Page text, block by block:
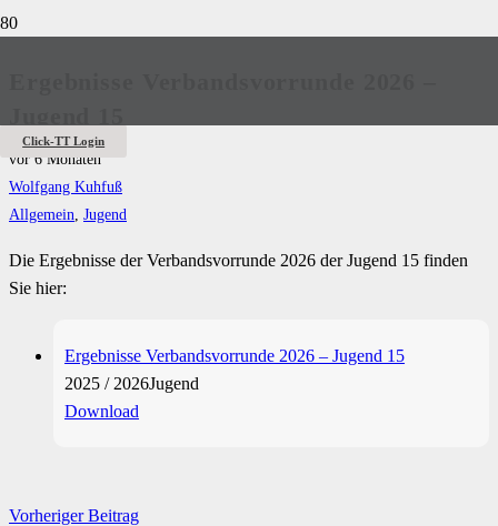
Click-TT Login
vor 6 Monaten
Wolfgang Kuhfuß
Allgemein Jugend
Die Ergebnisse der Verbandsvorrunde 2026 der Jugend 15 finden
Sie hier:
Ergebnisse Verbandsvorrunde 2026 – Jugend 15
2025 / 2026Jugend
Download
Vorheriger Beitrag